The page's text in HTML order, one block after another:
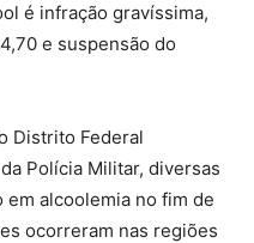
é infração gravíssima,
e suspensão do
Distrito Federal
Polícia Militar, diversas
alcoolemia no fim de
ocorreram nas regiões